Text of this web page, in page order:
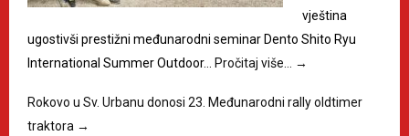
vještina
ugostivši prestižni međunarodni seminar Dento Shito Ryu
International Summer Outdoor…
Pročitaj više… →
Rokovo u Sv. Urbanu donosi 23. Međunarodni rally oldtimer
traktora →